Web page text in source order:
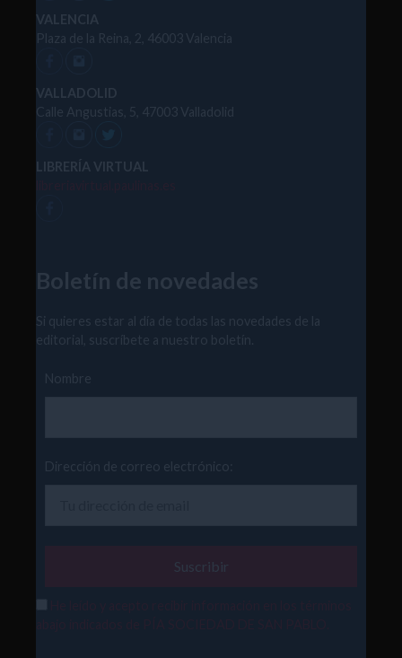
VALENCIA
Plaza de la Reina, 2, 46003 Valencia
VALLADOLID
Calle Angustias, 5, 47003 Valladolid
LIBRERÍA VIRTUAL
Boletín de novedades
Si quieres estar al día de todas las novedades de la
editorial, suscríbete a nuestro boletín.
Nombre
Dirección de correo electrónico: